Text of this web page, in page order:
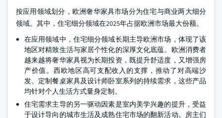
按应用领域划分，欧洲奢华家具市场分为住宅与商业两大细分
领域。其中，住宅细分领域在2025年占据欧洲市场最大份额。
在应用领域中，住宅细分领域长期主导欧洲市场，体现了该
地区对精致生活与家居个性化的深厚文化底蕴。欧洲消费者
越来越将奢华家具视为长期投资，既提升舒适度，又增强房
产价值。西欧地区高可支配收入的支撑，推动了对高端沙
发、定制餐桌家具及设计师卧室系列的持续需求，这些产品
均针对个人生活方式量身定制。
住宅需求主导的另一驱动因素是室内美学兴趣的提升，受益
于设计导向的城市生活及成熟住宅市场的翻新活动。房主们